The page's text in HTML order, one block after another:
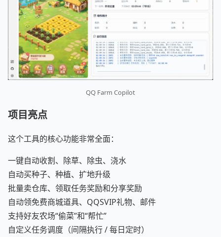
QQ Farm Copilot
项目亮点
这个工具的核心功能非常全面：
一键自动收割、除草、除虫、浇水
自动买种子、种植、扩地升级
批量卖仓库、领取任务奖励和分享奖励
自动领免费商城道具、QQSVIP礼物、邮件
支持好友农场“偷菜”和“帮忙”
自定义任务调度（间隔执行 / 每日定时）